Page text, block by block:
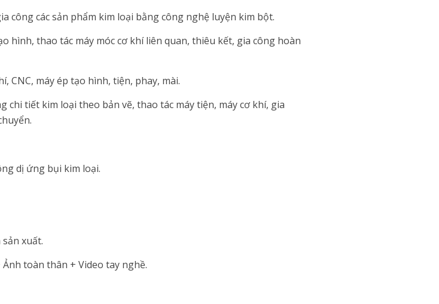
công các sản phẩm kim loại bằng công nghệ luyện kim bột.
hình, thao tác máy móc cơ khí liên quan, thiêu kết, gia công hoàn
CNC, máy ép tạo hình, tiện, phay, mài.
chi tiết kim loại theo bản vẽ, thao tác máy tiện, máy cơ khí, gia
dị ứng bụi kim loại.
xuất.
toàn thân + Video tay nghề.